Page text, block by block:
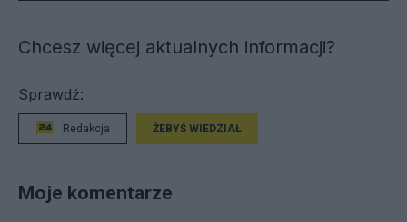
Chcesz więcej aktualnych informacji?
Sprawdź:
Redakcja ŻEBYŚ WIEDZIAŁ
Moje komentarze